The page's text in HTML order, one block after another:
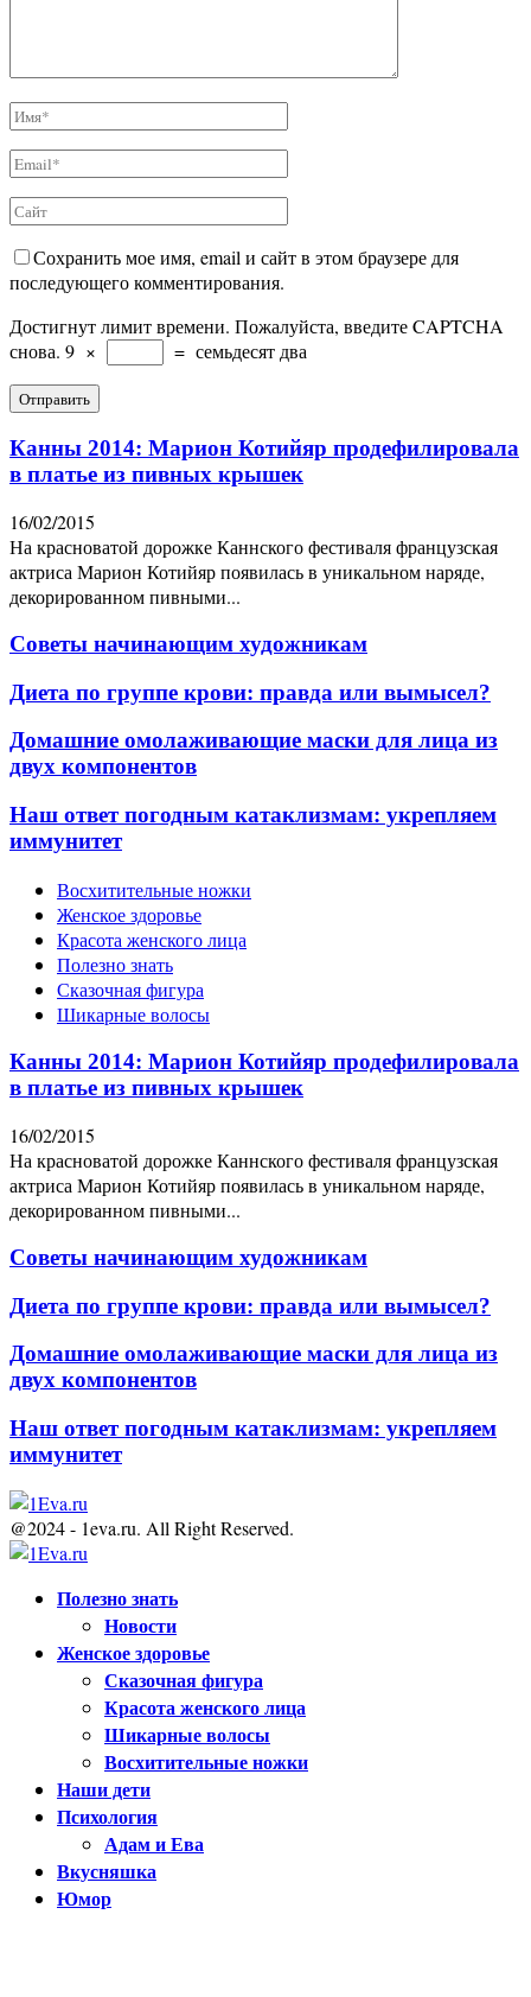
Сохранить мое имя, email и сайт в этом браузере для
последующего комментирования.
Достигнут лимит времени. Пожалуйста, введите CAPTCHA
снова. 9 × = семьдесят два
Канны 2014: Марион Котийяр продефилировала
в платье из пивных крышек
16/02/2015
На красноватой дорожке Каннского фестиваля французская
актриса Марион Котийяр появилась в уникальном наряде,
декорированном пивными...
Советы начинающим художникам
Диета по группе крови: правда или вымысел?
Домашние омолаживающие маски для лица из
двух компонентов
Наш ответ погодным катаклизмам: укрепляем
иммунитет
Восхитительные ножки
Женское здоровье
Красота женского лица
Полезно знать
Сказочная фигура
Шикарные волосы
Канны 2014: Марион Котийяр продефилировала
в платье из пивных крышек
16/02/2015
На красноватой дорожке Каннского фестиваля французская
актриса Марион Котийяр появилась в уникальном наряде,
декорированном пивными...
Советы начинающим художникам
Диета по группе крови: правда или вымысел?
Домашние омолаживающие маски для лица из
двух компонентов
Наш ответ погодным катаклизмам: укрепляем
иммунитет
@2024 - 1eva.ru. All Right Reserved.
Полезно знать
Новости
Женское здоровье
Сказочная фигура
Красота женского лица
Шикарные волосы
Восхитительные ножки
Наши дети
Психология
Адам и Ева
Вкусняшка
Юмор